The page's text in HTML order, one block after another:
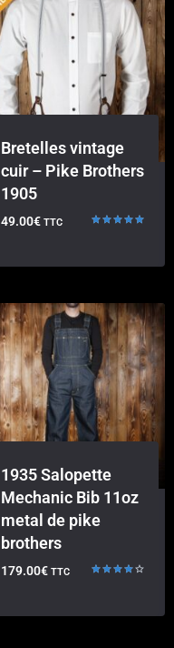
Bretelles vintage
cuir – Pike Brothers
1905
49.00€ TTC
1935 Salopette
Mechanic Bib 11oz
metal de pike
brothers
179.00€ TTC